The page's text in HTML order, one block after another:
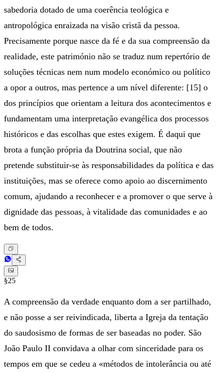
sabedoria dotado de uma coerência teológica e
antropológica enraizada na visão cristã da pessoa.
Precisamente porque nasce da fé e da sua compreensão da
realidade, este património não se traduz num repertório de
soluções técnicas nem num modelo económico ou político
a opor a outros, mas pertence a um nível diferente: [15] o
dos princípios que orientam a leitura dos acontecimentos e
fundamentam uma interpretação evangélica dos processos
históricos e das escolhas que estes exigem. É daqui que
brota a função própria da Doutrina social, que não
pretende substituir-se às responsabilidades da política e das
instituições, mas se oferece como apoio ao discernimento
comum, ajudando a reconhecer e a promover o que serve à
dignidade das pessoas, à vitalidade das comunidades e ao
bem de todos.
§25
A compreensão da verdade enquanto dom a ser partilhado,
e não posse a ser reivindicada, liberta a Igreja da tentação
do saudosismo de formas de ser baseadas no poder. São
João Paulo II convidava a olhar com sinceridade para os
tempos em que se cedeu a «métodos de intolerância ou até